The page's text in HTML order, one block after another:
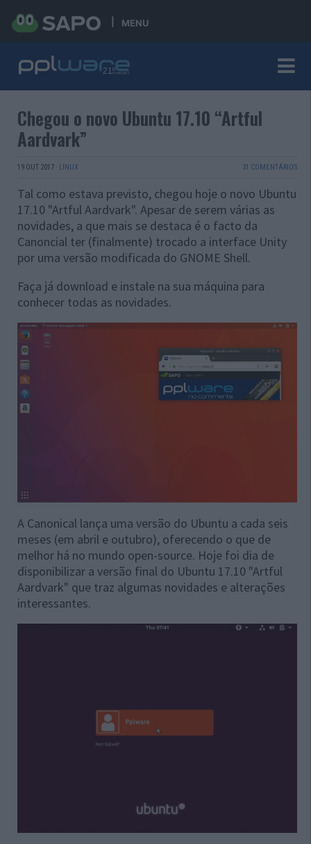
MENU
Chegou o novo Ubuntu 17.10 “Artful
Aardvark”
19 OUT 2017 · LINUX 31 COMENTÁRIOS
Tal como estava previsto, chegou hoje o novo Ubuntu
17.10 "Artful Aardvark". Apesar de serem várias as
novidades, a que mais se destaca é o facto da
Canoncial ter (finalmente) trocado a interface Unity
por uma versão modificada do GNOME Shell.
Faça já download e instale na sua máquina para
conhecer todas as novidades.
A Canonical lança uma versão do Ubuntu a cada seis
meses (em abril e outubro), oferecendo o que de
melhor há no mundo open-source. Hoje foi dia de
disponibilizar a versão final do Ubuntu 17.10 "Artful
Aardvark" que traz algumas novidades e alterações
interessantes.